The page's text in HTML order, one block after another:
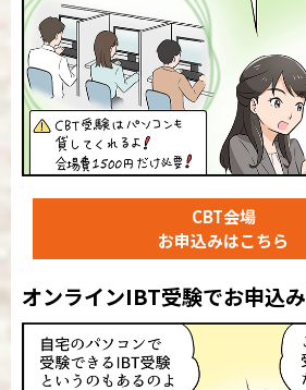
CBT会場
お申込みはこちら
オンラインIBT受験でお申込み